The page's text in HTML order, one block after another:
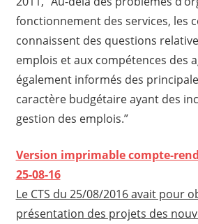
fonctionnement des services, les
connaissent des questions
emplois et aux compétences des
également informés des
caractère budgétaire ayant des
gestion des emplois.”
Version imprimable compte-
25-08-16
Le CTS du 25/08/2016 avait pour
présentation des projets des